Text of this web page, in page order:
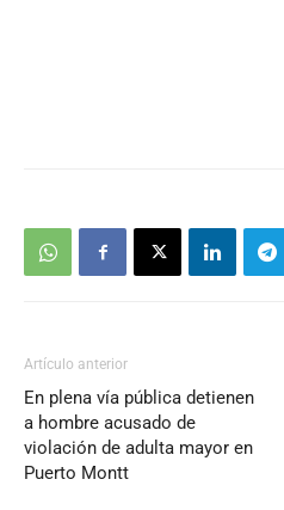
Artículo anterior
En plena vía pública detienen
a hombre acusado de
violación de adulta mayor en
Puerto Montt